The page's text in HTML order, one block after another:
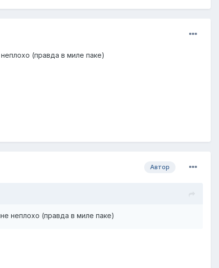
(правда в миле паке)
Автор
неплохо (правда в миле паке)